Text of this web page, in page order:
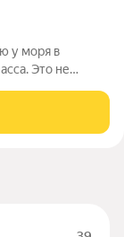
у моря в
Это не
как для